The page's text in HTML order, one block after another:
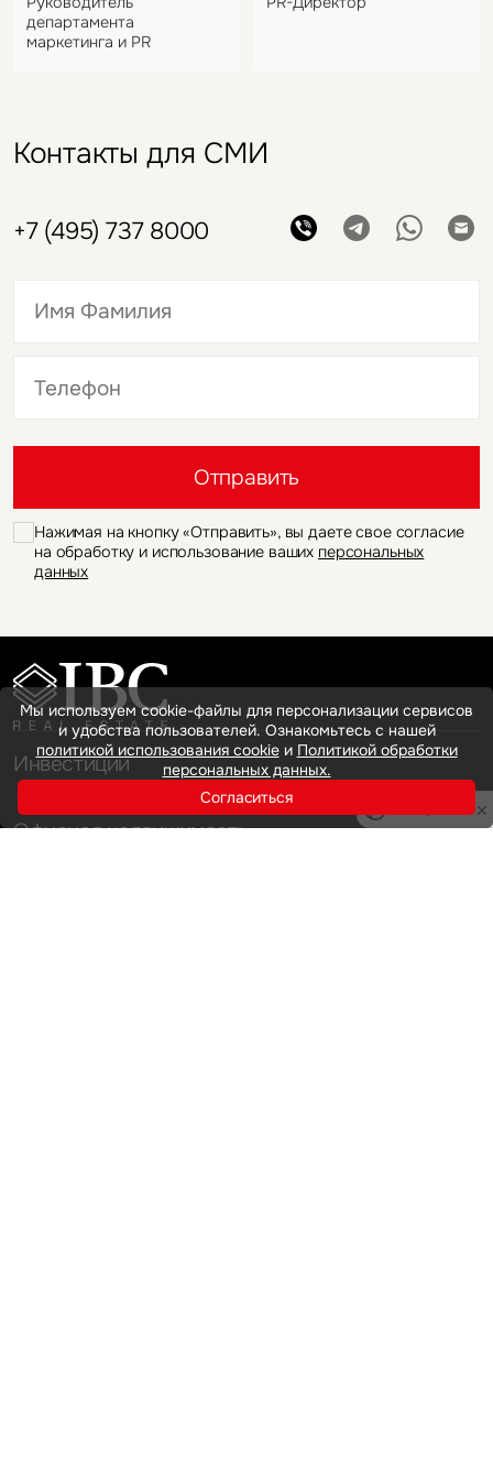
департамента
маркетинга и PR
Контакты для СМИ
+7 (495) 737 8000
Отправить
Нажимая на кнопку «Отправить», вы даете свое согласие
на обработку и использование ваших персональных
данных
Инвестиции
Офисная недвижимость
Мы используем cookie-файлы для персонализации сервисов
и удобства пользователей. Ознакомьтесь с нашей
политикой использования cookieи Политикой обработки
персональных данных.
Согласиться